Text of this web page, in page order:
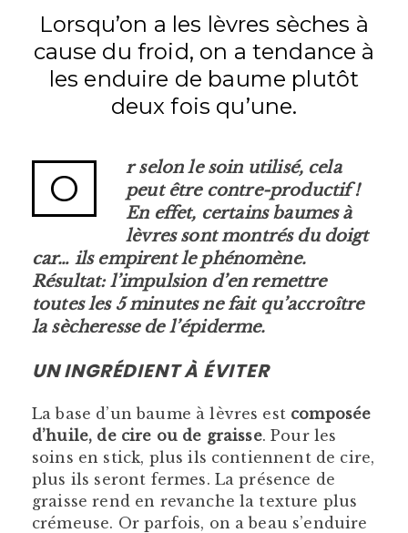
Lorsqu’on a les lèvres sèches à
cause du froid, on a tendance à
les enduire de baume plutôt
deux fois qu’une.
O
r selon le soin utilisé, cela
peut être contre-productif !
En effet, certains baumes à
lèvres sont montrés du doigt
car… ils empirent le phénomène.
Résultat: l’impulsion d’en remettre
toutes les 5 minutes ne fait qu’accroître
la sècheresse de l’épiderme.
UN INGRÉDIENT À ÉVITER
La base d’un baume à lèvres est composée
d’huile, de cire ou de graisse. Pour les
soins en stick, plus ils contiennent de cire,
plus ils seront fermes. La présence de
graisse rend en revanche la texture plus
crémeuse. Or parfois, on a beau s’enduire